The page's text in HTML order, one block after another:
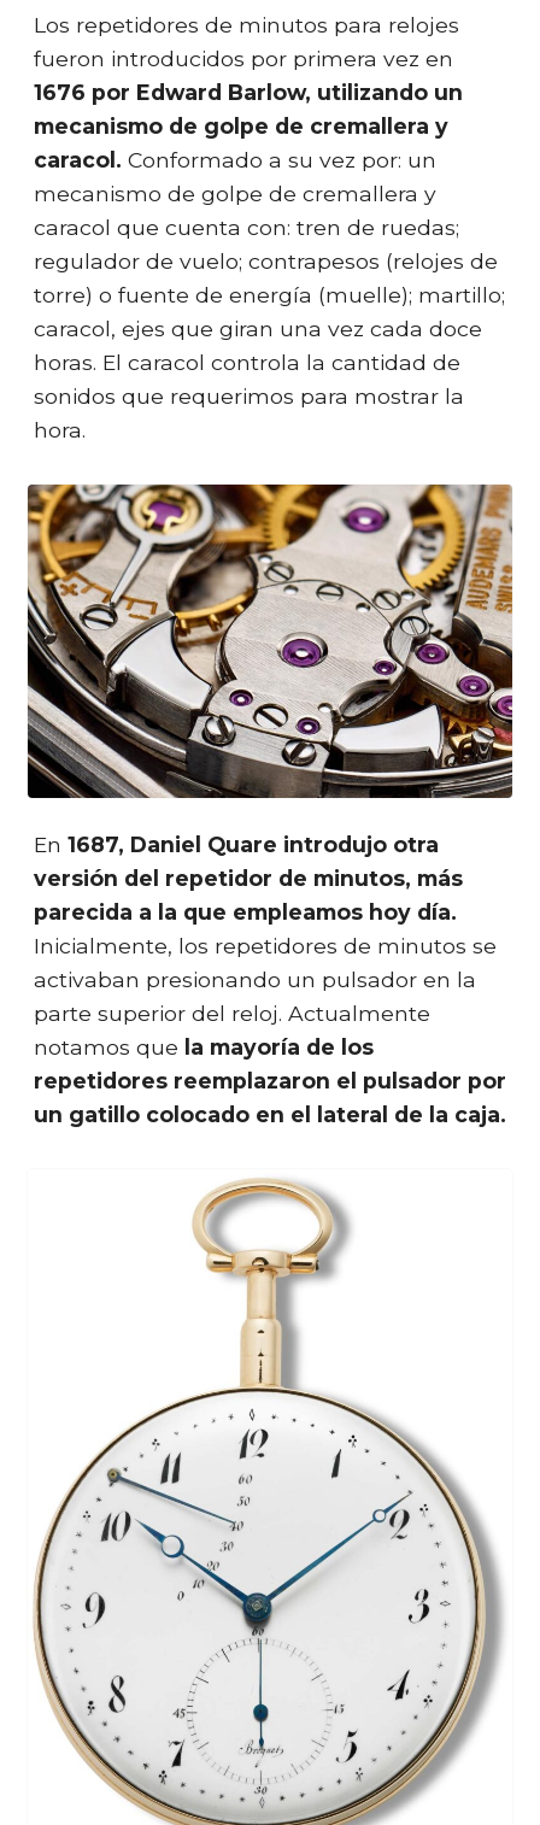
Los repetidores de minutos para relojes
fueron introducidos por primera vez en
1676 por Edward Barlow, utilizando un
mecanismo de golpe de cremallera y
caracol. Conformado a su vez por: un
mecanismo de golpe de cremallera y
caracol que cuenta con: tren de ruedas;
regulador de vuelo; contrapesos (relojes de
torre) o fuente de energía (muelle); martillo;
caracol, ejes que giran una vez cada doce
horas. El caracol controla la cantidad de
sonidos que requerimos para mostrar la
hora.
En 1687, Daniel Quare introdujo otra
versión del repetidor de minutos, más
parecida a la que empleamos hoy día.
Inicialmente, los repetidores de minutos se
activaban presionando un pulsador en la
parte superior del reloj. Actualmente
notamos que la mayoría de los
repetidores reemplazaron el pulsador por
un gatillo colocado en el lateral de la caja.